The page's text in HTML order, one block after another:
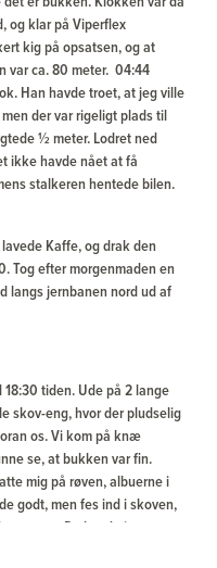
og klar på Viperflex
kig på opsatsen, og at
var ca. 80 meter. 04:44
Han havde troet, at jeg
men der var rigeligt
flygtede ½ meter.
faktisk slet ikke havde
imens stalkeren
øl.
Kaffe, og drak den
Tog efter morgenmaden
ud langs jernbanen nord
tiden. Ude på 2
en lille skov-eng, hvor der
meter foran os. Vi kom på
kunne se, at bukken var
Satte mig på røven,
tegnede godt, men fes
5 sekunder senere. Da